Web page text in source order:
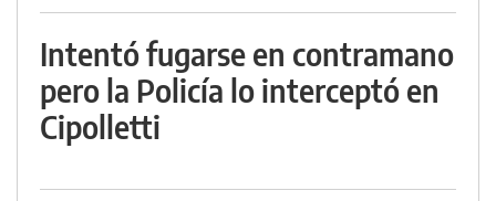
Intentó fugarse en contramano
pero la Policía lo interceptó en
Cipolletti